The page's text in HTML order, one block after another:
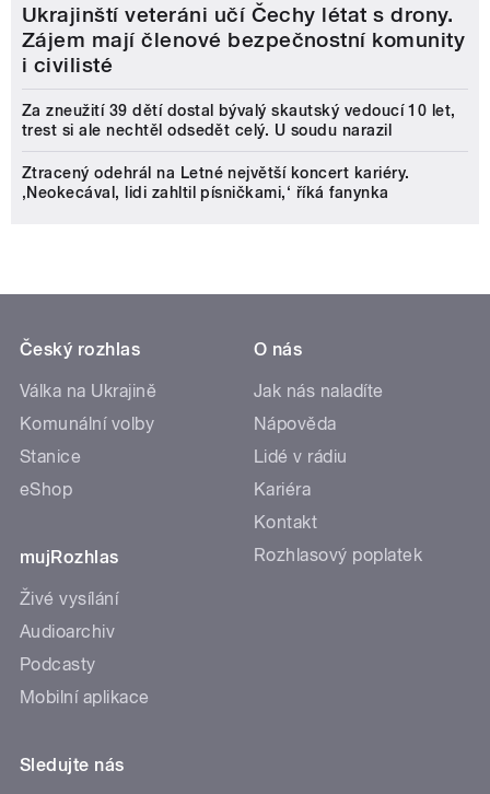
Ukrajinští veteráni učí Čechy létat s drony.
Zájem mají členové bezpečnostní komunity
i civilisté
Za zneužití 39 dětí dostal bývalý skautský vedoucí 10 let,
trest si ale nechtěl odsedět celý. U soudu narazil
Ztracený odehrál na Letné největší koncert kariéry.
‚Neokecával, lidi zahltil písničkami,‘ říká fanynka
Český rozhlas
Válka na Ukrajině
Komunální volby
Stanice
eShop
mujRozhlas
Živé vysílání
Audioarchiv
Podcasty
Mobilní aplikace
O nás
Jak nás naladíte
Nápověda
Lidé v rádiu
Kariéra
Kontakt
Rozhlasový poplatek
Sledujte nás